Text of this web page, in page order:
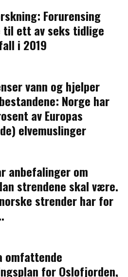
Forurensing
ett av seks tidlige
i 2019
vann og hjelper
Norge har
av Europas
elvemuslinger
anbefalinger om
strendene skal være.
strender har for
omfattende
for Oslofjorden,